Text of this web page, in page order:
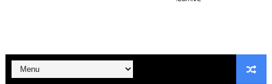
Nevado Gas optimiza servicio residencial en la